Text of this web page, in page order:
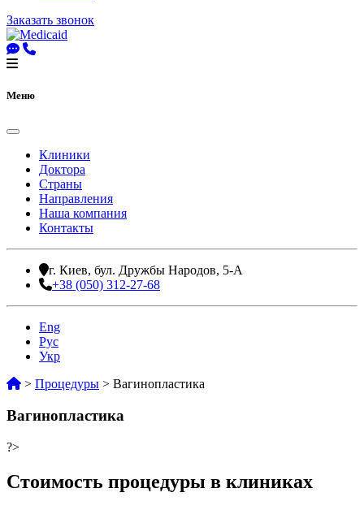
Заказать звонок
Меню
Клиники
Доктора
Страны
Направления
Наша компания
Контакты
г. Киев, бул. Дружбы Народов, 5-А
+38 (050) 312-27-68
Eng
Рус
Укр
> Процедуры > Вагинопластика
Вагинопластика
?>
Стоимость процедуры в клиниках